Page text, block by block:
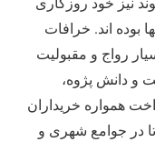
بوده اند. خرافات
رواج و مقبولیت
و دانش پژوه،
همواره خریداران
در جوامع شهری و